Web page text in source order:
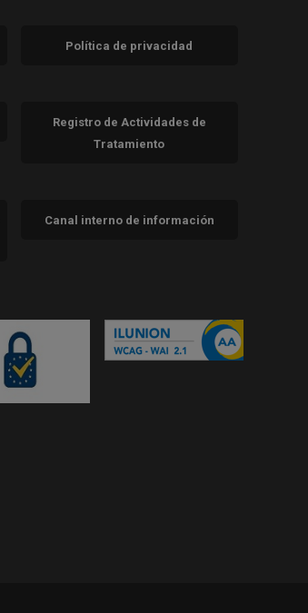
Política de privacidad
Registro de Actividades de
Tratamiento
Canal interno de información